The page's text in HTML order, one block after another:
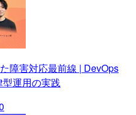
障害対応最前線 | DevOps
運用の実践